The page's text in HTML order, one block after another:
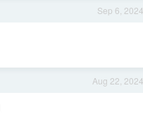
Sep 6, 2024
Aug 22, 2024